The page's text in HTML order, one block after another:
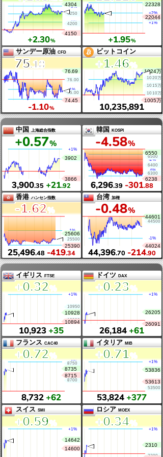
+0.08% 1万円=63.39
ドル円USD／JPY
157.759
+0.16%
ユーロ円EUR／
182.120
+2.30 %
ゴールドサンデー
4,263.20
+1.95%
金先物大阪取引所
22,120
-1.10%
サンデー原油CFD
75.18
ビットコイン
+1.46%
3,900.35 +21.92
中国上海総合指数
+0.57%
6,296.39 -301
韓国KOSPI
-4.58%
25,496.48 -419.34
香港ハンセン指数
%
44,396.70 -
台湾加権
.48%
ドイツDAX